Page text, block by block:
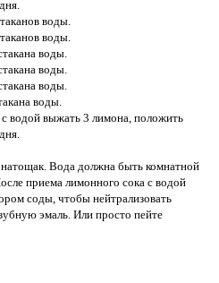
воды.
воды.
воды.
воды.
воды.
воды.
водой выжать 3 лимона, положить
Вода должна быть комнатной
приема лимонного сока с водой
соды, чтобы нейтрализовать
эмаль. Или просто пейте